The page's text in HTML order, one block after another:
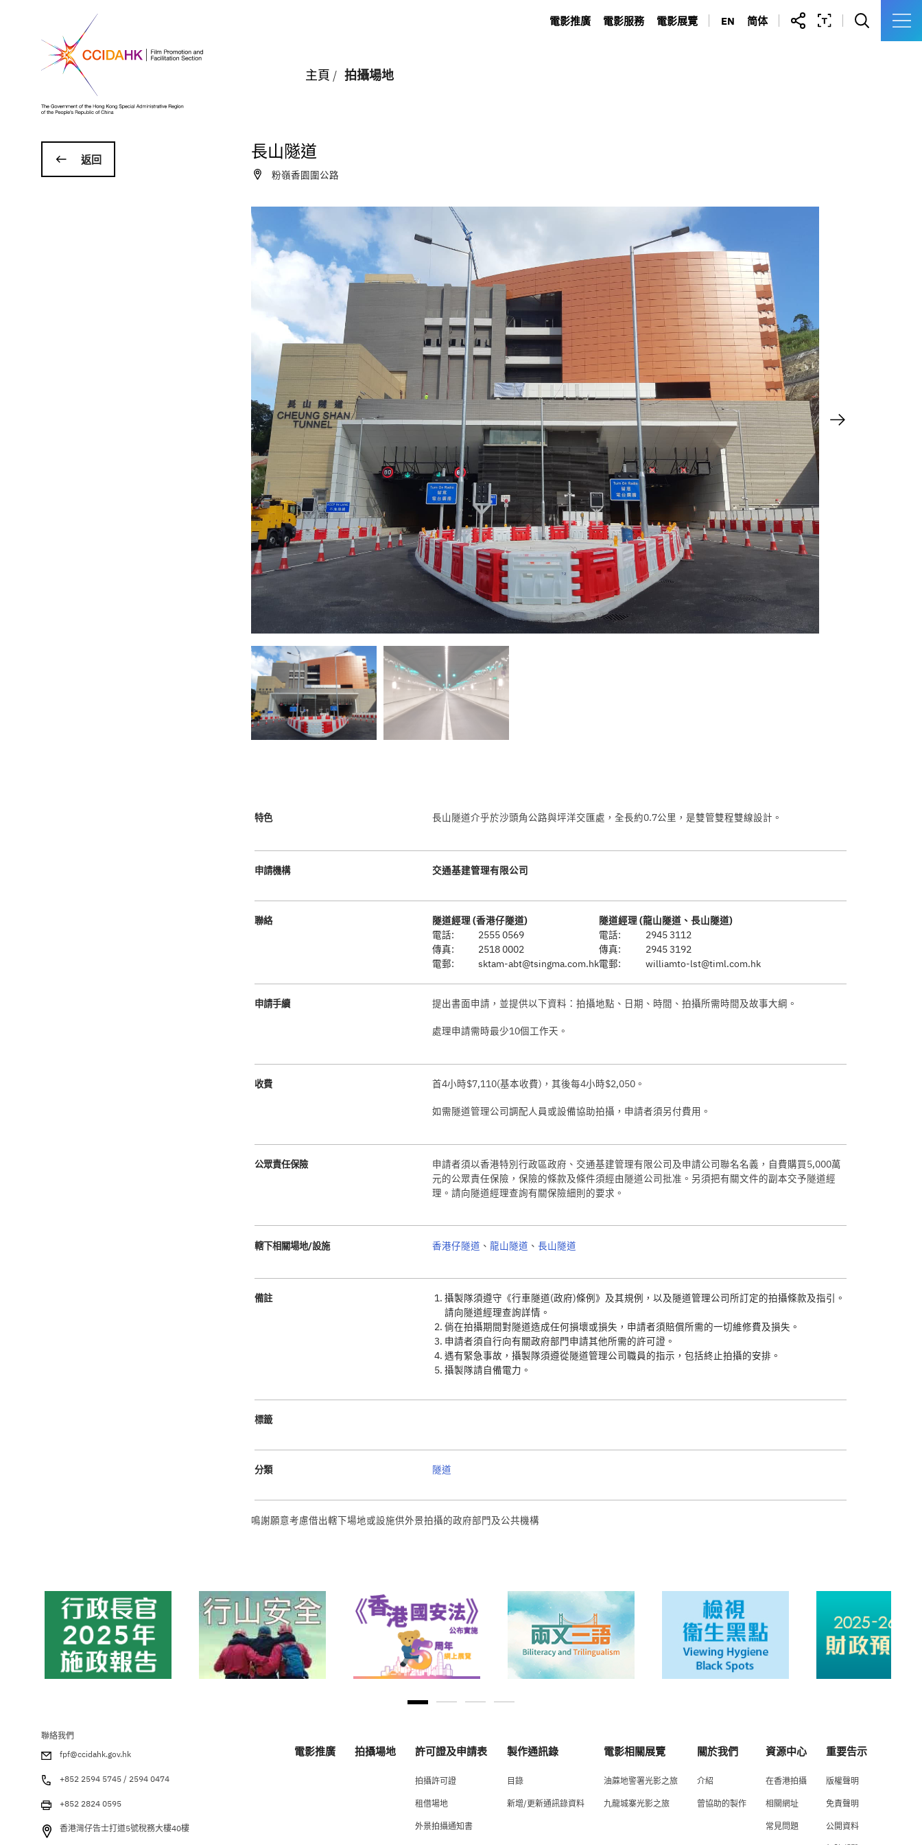
電影推廣
電影服務
電影展覽
EN 简体
主頁 / 拍攝場地
返回 長山隧道
粉嶺香園圍公路
特色 長山隧道介乎於沙頭角公路與坪洋交匯處，全長約0.7公里，是雙管雙程雙線設計。
申請機構 交通基建管理有限公司
聯絡
隧道經理 (香港仔隧道)
電話:
2555 0569
傳真:
2518 0002
電郵:
sktam-abt@tsingma.com.hk
隧道經理 (龍山隧道、長山隧道)
電話:
2945 3112
傳真:
2945 3192
電郵:
williamto-lst@timl.com.hk
申請手續 提出書面申請，並提供以下資料：拍攝地點、日期、時間、拍攝所需時間及故事大綱。
處理申請需時最少10個工作天。
收費 首4小時$7,110(基本收費)，其後每4小時$2,050。
如需隧道管理公司調配人員或設備協助拍攝，申請者須另付費用。
公眾責任保險
申請者須以香港特別行政區政府、交通基建管理有限公司及申請公司聯名名義，自費購買5,000萬
元的公眾責任保險，保險的條款及條件須經由隧道公司批准。另須把有關文件的副本交予隧道經
理。請向隧道經理查詢有關保險細則的要求。
轄下相關場地/設施 香港仔隧道 、 龍山隧道 、 長山隧道
備註
攝製隊須遵守《行車隧道(政府)條例》及其規例，以及隧道管理公司所訂定的拍攝條款及指引。
請向隧道經理查詢詳情。
倘在拍攝期間對隧道造成任何損壞或損失，申請者須賠償所需的一切維修費及損失。
申請者須自行向有關政府部門申請其他所需的許可證。
遇有緊急事故，攝製隊須遵從隧道管理公司職員的指示，包括終止拍攝的安排。
攝製隊請自備電力。
標籤
分類 隧道
鳴謝願意考慮借出轄下場地或設施供外景拍攝的政府部門及公共機構
聯絡我們
fpf@ccidahk.gov.hk
+852 2594 5745 / 2594 0474
+852 2824 0595
香港灣仔告士打道5號稅務大樓40樓
電影推廣 拍攝場地 許可證及申請表
拍攝許可證
租借場地
外景拍攝通知書
製作通訊錄
目錄
新增/更新通訊錄資料
電影相關展覽
油蔴地警署光影之旅
九龍城寨光影之旅
關於我們
介紹
曾協助的製作
資源中心
在香港拍攝
相關網址
常見問題
重要告示
版權聲明
免責聲明
公開資料